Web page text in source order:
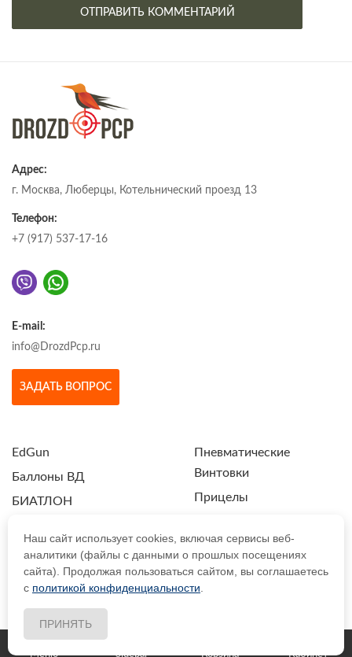
Меню Sidebar Корзина Кабинет
Адрес:
г. Москва, Люберцы, Котельнический проезд 13
Телефон:
+7 (917) 537-17-16
E-mail:
info@DrozdPcp.ru
ЗАДАТЬ ВОПРОС
EdGun
Баллоны ВД
БИАТЛОН
ЗИП и Тюнинг
Магазины
Пневматические
Винтовки
Прицелы
Ручки, Сошки, Ремни,
Антабки
Ствольные заготовки
Наш сайт использует cookies, включая сервисы веб-
аналитики (файлы с данными о прошлых посещениях
сайта). Продолжая пользоваться сайтом, вы соглашаетесь
с политикой конфиденциальности
ПРИНЯТЬ